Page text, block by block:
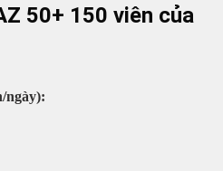
50+ 150 viên của
ngày):